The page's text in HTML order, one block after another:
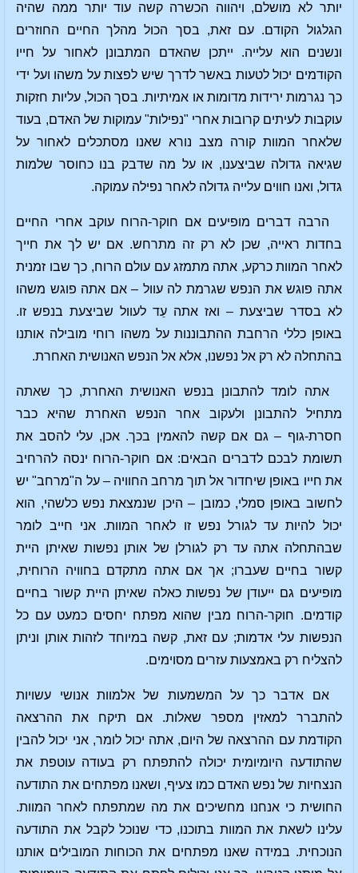
יותר לא מושלם, ויהווה הכשרה קשה עוד יותר ממה שהיה
הגלגול הקודם. עם זאת, בסך הכול מהלך החיים החוזרים
ונשנים הוא עלייה. ייתכן שהאדם המתבונן לאחור על חייו
הקודמים יכול לטעות באשר לדרך שיש לפצות על משהו ועל ידי
כך נגרמות ירידות מדומות או אמיתיות. בסך הכול, עליות חזקות
עוקבות לעיתים קרובות אחרי "נפילות" עמוקות של האדם, בעוד
שלאחר המוות קורה מצב נורא שאנו מסתכלים לאחור על
שגיאה גדולה שביצענו, או על מה שדבק בנו כחוסר שלמות
גדול, ואנו חווים עלייה גדולה לאחר נפילה עמוקה.
הרבה דברים מופיעים אם חוקר-הרוח עוקב אחרי החיים
בחדות ראייה, שכן לא רק זה מתרחש. אם יש לך את חייך
לאחר המוות כרקע, אתה מתמזג עם עולם הרוח, כך שבו זמנית
אתה פוגש את הנפש שגרמת לה עוול – אם אתה פוגש משהו
לא בסדר שביצעת – ואז אתה עֵד לעוול שביצעת בנפש זו.
באופן כללי הרחבת ההתבוננות על משהו רוחי מובילה אותנו
בהתחלה לא רק אל נפשנו, אלא אל הנפש האנושית האחרת.
אתה לומד להתבונן בנפש האנושית האחרת, כך שאתה
מתחיל להתבונן ולעקוב אחר הנפש האחרת שהיא כבר
חסרת-גוף – גם אם קשה להאמין בכך. אכן, עלי להסב את
תשומת לבכם לדברים הבאים: אם חוקר-הרוח ינסה להרחיב
את חייו באופן שיחדור אל תוך מרחב החוויה – על ה"מרחב" יש
לחשוב באופן סמלי, כמובן – היכן שנמצאת נפש כלשהי, הוא
יכול להיות עד לגורל נפש זו לאחר המוות. אני חייב לומר
שבהתחלה אתה עד רק לגורלן של אותן נפשות שאיתן היית
קשור בחיים שעברו; אך אם אתה מתקדם בחוויה הרוחית,
מופיעים גם ייעודן של נפשות כאלה שאיתן היית קשור בחיים
קודמים. חוקר-הרוח מבין שהוא מפתח יחסים כמעט עם כל
הנפשות עלי אדמות; עם זאת, קשה במיוחד לזהות אותן וניתן
להצליח רק באמצעות עזרים מסוימים.
אם אדבר כך על המשמעות של אלמוות אנושי עשויות
להתברר למאזין מספר שאלות. אם תיקח את ההרצאה
הקודמת עם ההרצאה של היום, אתה יכול לומר, אני יכול להבין
שהתודעה היומיומית יכולה להתפתח רק בעודה עוטפת את
הנצחיות של נפש האדם כמו צעיף, ושאנו מפתחים את התודעה
החושית כי אנחנו מחשיכים את מה שמתפתח לאחר המוות.
עלינו לשאת את המוות בתוכנו, כדי שנוכל לקבל את התודעה
הנוכחית. במידה שאנו מפתחים את הכוחות המובילים אותנו